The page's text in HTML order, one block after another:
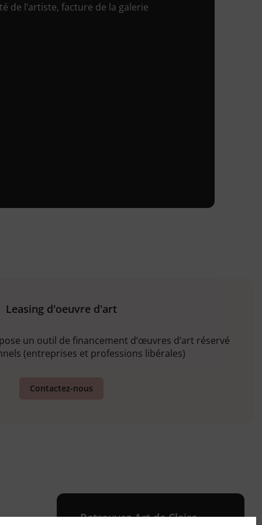
de l’artiste, facture de la galerie
Leasing d'oeuvre d'art
un outil de financement d’œuvres d’art réservé
(entreprises et professions libérales)
Contactez-nous
Retrouvez Art de Claire